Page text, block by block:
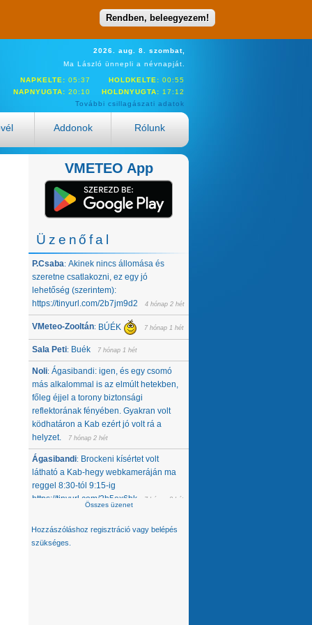
Rendben, beleegyezem!
2026. aug. 8. szombat,
Ma László ünnepli a névnapját.
NAPKELTE: 05:37 HOLDKELTE: 00:55
NAPNYUGTA: 20:10 HOLDNYUGTA: 17:12
További csillagászati adatok
Addonok Rólunk
VMETEO App
Üzenőfal
P.Csaba: Akinek nincs állomása és
szeretne csatlakozni, ez egy jó
lehetőség (szerintem):
https://tinyurl.com/2b7jm9d2
4 hónap 2 hét
VMeteo-Zooltán: BÚÉK 7 hónap 1 hét
Sala Peti: Buék 7 hónap 1 hét
Noli: Ágasibandi: igen, és egy csomó
más alkalommal is az elmúlt hetekben,
főleg éjjel a torony biztonsági
reflektorának fényében. Gyakran volt
ködhatáron a Kab ezért jó volt rá a
helyzet.
7 hónap 2 hét
Ágasibandi: Brockeni kísértet volt
látható a Kab-hegy webkameráján ma
reggel 8:30-tól 9:15-ig
https://tinyurl.com/2b5ex6bk
7 hónap 3 hét
hanem egész közép-kelet európai
térségből. Az Alpokban alig van hó -
Összes üzenet
Hozzászóláshoz regisztráció vagy belépés
szükséges.